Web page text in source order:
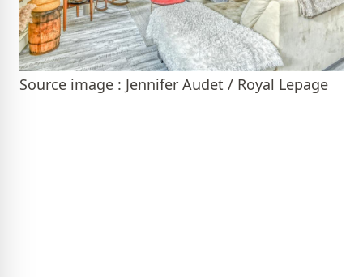
Source image : Jennifer Audet / Royal Lepage